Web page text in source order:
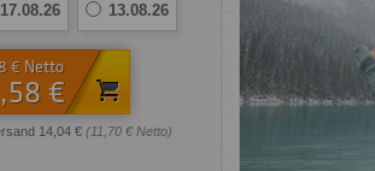
17.08.26 13.08.26
€ Netto
€
14,04 € (11,70 € Netto)